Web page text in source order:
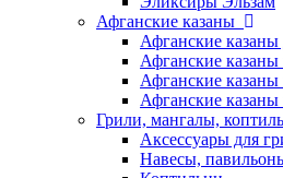
Афганские казаны
Афганские
Афганские
Афганские
Афганские
Грили, мангалы,
Аксессуары для
Навесы,